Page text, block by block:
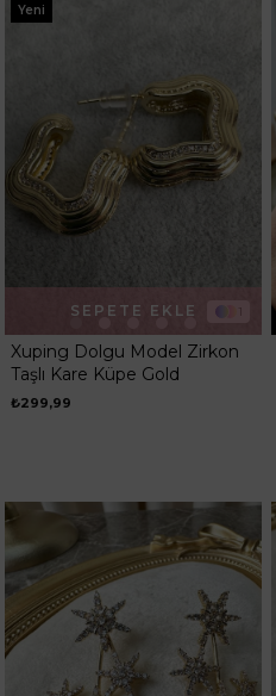
Xuping Dolgu Model Zirkon
Taşlı Kare Küpe Gold
₺299,99
SEPETE EKLE
Yeni